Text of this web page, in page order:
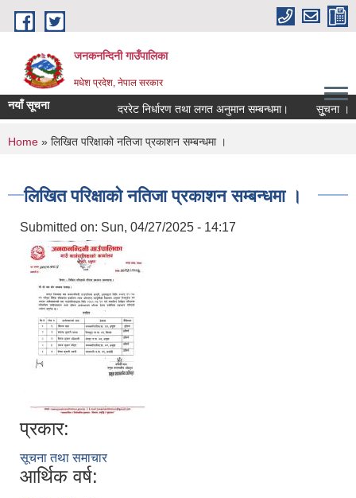
Skip to main content
जनकनन्दिनी गाउँपालिका
मधेश प्रदेश, नेपाल सरकार
नयाँ सूचना दररेट निर्धारण तथा लगत अनुमान सम्बन्धमा। सूुचना ।
You are here
Home » लिखित परिक्षाको नतिजा प्रकाशन सम्बन्धमा ।
लिखित परिक्षाको नतिजा प्रकाशन सम्बन्धमा ।
Submitted on: Sun, 04/27/2025 - 14:17
प्रकार:
सूचना तथा समाचार
आर्थिक वर्ष: